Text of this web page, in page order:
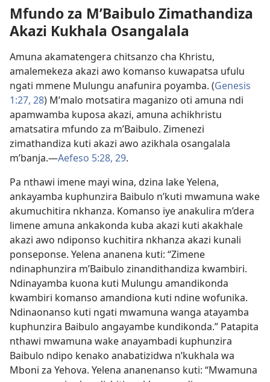
Mfundo za M’Baibulo Zimathandiza
Akazi Kukhala Osangalala
Amuna akamatengera chitsanzo cha Khristu,
amalemekeza akazi awo komanso kuwapatsa ufulu
ngati mmene Mulungu anafunira poyamba. (Genesis
1:27, 28) M’malo motsatira maganizo oti amuna ndi
apamwamba kuposa akazi, amuna achikhristu
amatsatira mfundo za m’Baibulo. Zimenezi
zimathandiza kuti akazi awo azikhala osangalala
m’banja.​—Aefeso 5:28, 29.
Pa nthawi imene mayi wina, dzina lake Yelena,
ankayamba kuphunzira Baibulo n’kuti mwamuna wake
akumuchitira nkhanza. Komanso iye anakulira m’dera
limene amuna ankakonda kuba akazi kuti akakhale
akazi awo ndiponso kuchitira nkhanza akazi kunali
ponseponse. Yelena ananena kuti: “Zimene
ndinaphunzira m’Baibulo zinandithandiza kwambiri.
Ndinayamba kuona kuti Mulungu amandikonda
kwambiri komanso amandiona kuti ndine wofunika.
Ndinaonanso kuti ngati mwamuna wanga atayamba
kuphunzira Baibulo angayambe kundikonda.” Patapita
nthawi mwamuna wake anayambadi kuphunzira
Baibulo ndipo kenako anabatizidwa n’kukhala wa
Mboni za Yehova. Yelena ananenanso kuti: “Mwamuna